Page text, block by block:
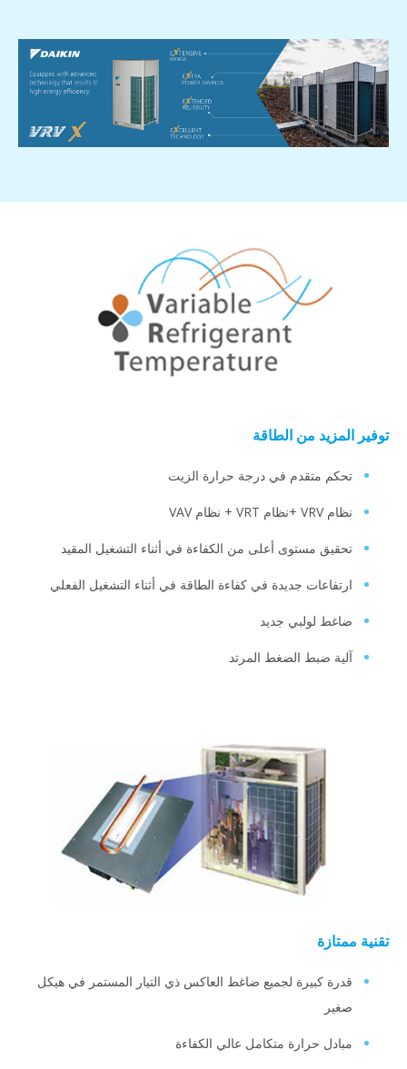
توفير المزيد من الطاقة
تحكم متقدم في درجة حرارة الزيت
نظام VRV +نظام VRT + نظام VAV
تحقيق مستوى أعلى من الكفاءة في أثناء التشغيل المقيد
ارتفاعات جديدة في كفاءة الطاقة في أثناء التشغيل الفعلي
ضاغط لولبي جديد
آلية ضبط الضغط المرتد
تقنية ممتازة
قدرة كبيرة لجميع ضاغط العاكس ذي التيار المستمر في هيكل
صغير
مبادل حرارة متكامل عالي الكفاءة